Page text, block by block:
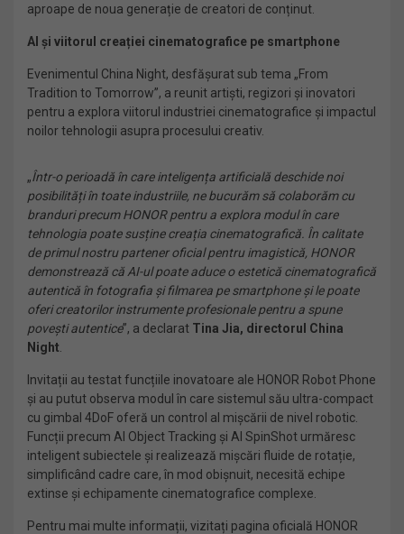
aproape de noua generație de creatori de conținut.
AI și viitorul creației cinematografice pe smartphone
Evenimentul China Night, desfășurat sub tema „From
Tradition to Tomorrow”, a reunit artiști, regizori și inovatori
pentru a explora viitorul industriei cinematografice și impactul
noilor tehnologii asupra procesului creativ.
„Într-o perioadă în care inteligența artificială deschide noi
posibilități în toate industriile, ne bucurăm să colaborăm cu
branduri precum HONOR pentru a explora modul în care
tehnologia poate susține creația cinematografică. În calitate
de primul nostru partener oficial pentru imagistică, HONOR
demonstrează că AI-ul poate aduce o estetică cinematografică
autentică în fotografia și filmarea pe smartphone și le poate
oferi creatorilor instrumente profesionale pentru a spune
povești autentice”, a declarat Tina Jia, directorul China
Night
Invitații au testat funcțiile inovatoare ale HONOR Robot Phone
și au putut observa modul în care sistemul său ultra-compact
cu gimbal 4DoF oferă un control al mișcării de nivel robotic.
Funcții precum AI Object Tracking și AI SpinShot urmăresc
inteligent subiectele și realizează mișcări fluide de rotație,
simplificând cadre care, în mod obișnuit, necesită echipe
extinse și echipamente cinematografice complexe.
Pentru mai multe informații, vizitați pagina oficială HONOR